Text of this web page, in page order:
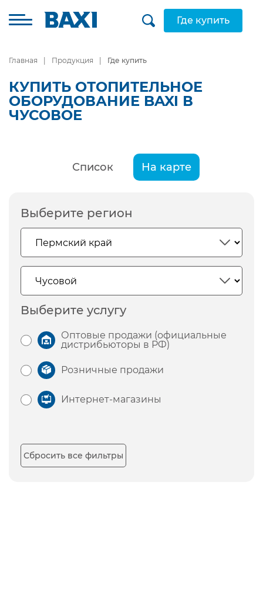
Где купить
Главная Продукция Где купить
КУПИТЬ ОТОПИТЕЛЬНОЕ
ОБОРУДОВАНИЕ BAXI В
ЧУСОВОЕ
Список На карте
Выберите регион
Выберите услугу
Оптовые продажи (официальные
дистрибьюторы в РФ)
Розничные продажи
Интернет-магазины
Сбросить все фильтры